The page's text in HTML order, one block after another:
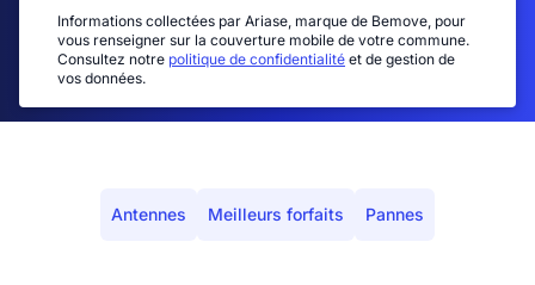
Informations collectées par Ariase, marque de Bemove, pour
vous renseigner sur la couverture mobile de votre commune.
Consultez notre politique de confidentialité et de gestion de
vos données.
Antennes Meilleurs forfaits Pannes